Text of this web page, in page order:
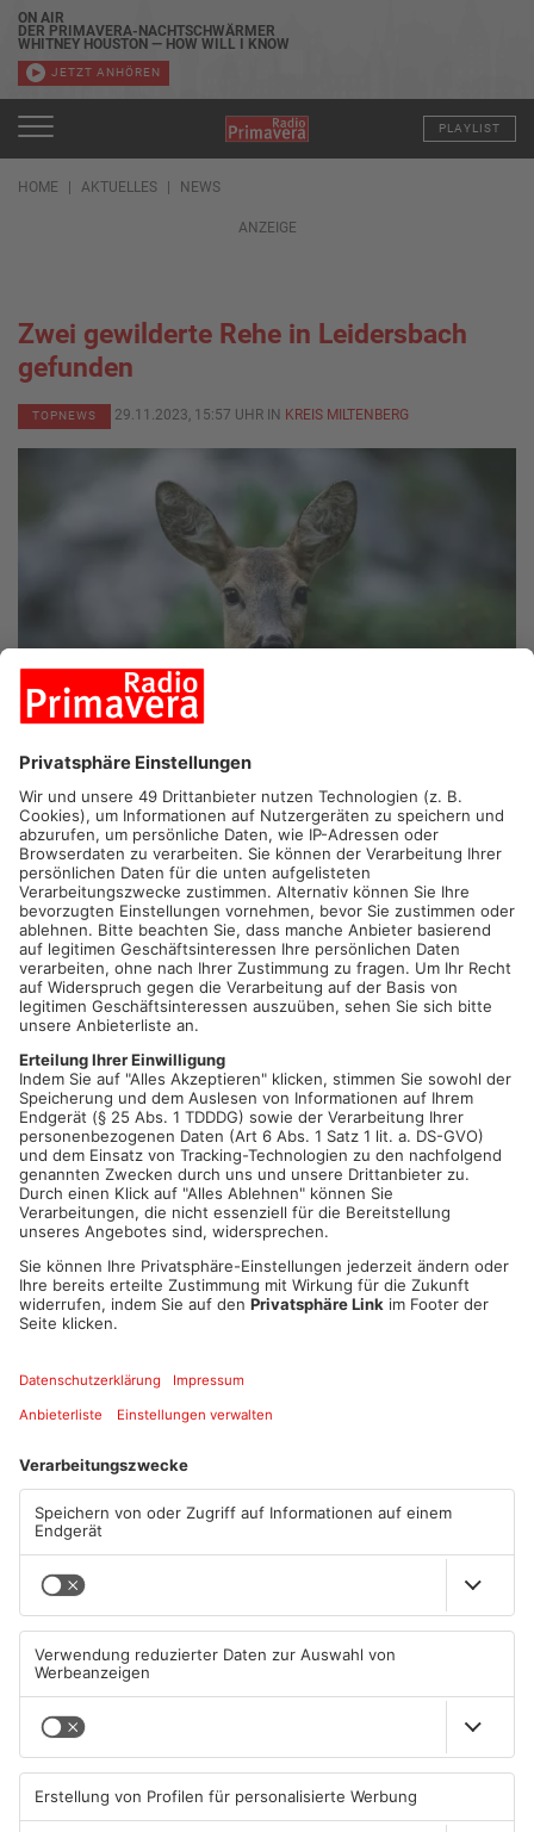
ON AIR
DER PRIMAVERA-NACHTSCHWÄRMER
WHITNEY HOUSTON — HOW WILL I KNOW
JETZT ANHÖREN
PLAYLIST
HOME AKTUELLES NEWS
ANZEIGE
Zwei gewilderte Rehe in Leidersbach
gefunden
TOPNEWS 29.11.2023, 15:57 UHR IN KREIS MILTENBERG
LEIDERSBACH.In Leidersbach sind zwei gewilderte Rehe
entdeckt worden. Gefunden hatte sie ein Jagdberechtigter auf
einem Feld in der Verlängerung der Brunnengasse. Dem
Sachstand nach müssen die Wildtiere in der Zeit zwischen
Montagabend und Dienstagvormittag erlegt worden sein. Eine
berechtigte Jagd kann derzeit ausgeschlossen werden. Jetzt
ermittelt die Polizei wegen Jagdwilderei.
ANZEIGE
Mehr aus Kreis
Miltenberg: Alkoholisierter
Rentner überschlägt sich bei
Autounfall
04.08.2026, 13:30 UHR IN KREIS
MILTENBERG
Zustand des Faulbacher
Gemeindewaldes soll erfasst
werden
04.08.2026, 06:33 UHR IN KREIS